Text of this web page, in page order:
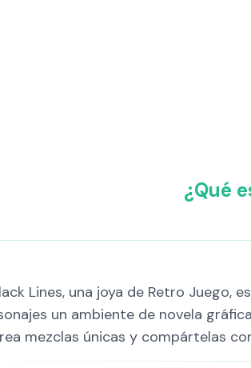
¿Qué
Lines, una joya de Retro Juego,
un ambiente de novela
mezclas únicas y compártelas